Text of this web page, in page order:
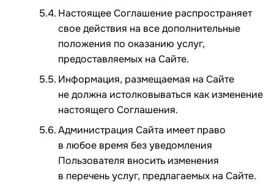
Настоящее Соглашение распространяет
свое действия на все дополнительные
положения по оказанию услуг,
предоставляемых на Сайте.
Информация, размещаемая на Сайте
не должна истолковываться как изменение
настоящего Соглашения.
Администрация Сайта имеет право
в любое время без уведомления
Пользователя вносить изменения
в перечень услуг, предлагаемых на Сайте.